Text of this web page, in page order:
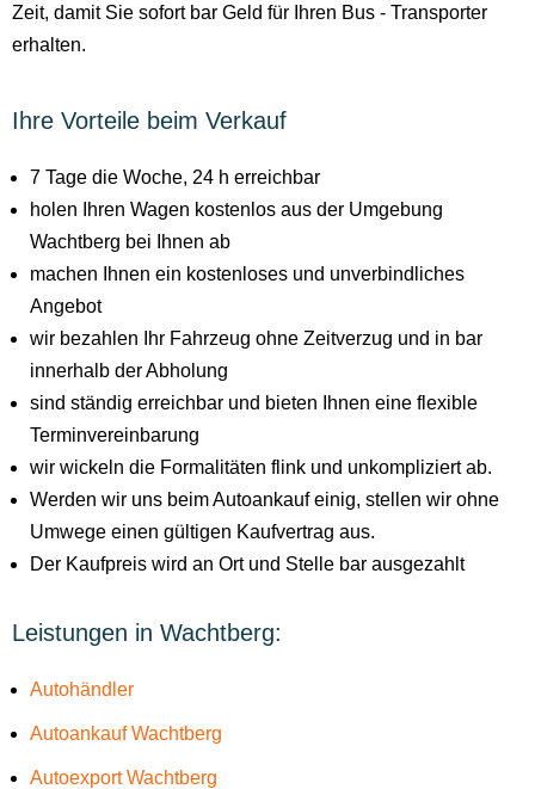
Zeit, damit Sie sofort bar Geld für Ihren Bus - Transporter
erhalten.
Ihre Vorteile beim Verkauf
7 Tage die Woche, 24 h erreichbar
holen Ihren Wagen kostenlos aus der Umgebung
Wachtberg bei Ihnen ab
machen Ihnen ein kostenloses und unverbindliches
Angebot
wir bezahlen Ihr Fahrzeug ohne Zeitverzug und in bar
innerhalb der Abholung
sind ständig erreichbar und bieten Ihnen eine flexible
Terminvereinbarung
wir wickeln die Formalitäten flink und unkompliziert ab.
Werden wir uns beim Autoankauf einig, stellen wir ohne
Umwege einen gültigen Kaufvertrag aus.
Der Kaufpreis wird an Ort und Stelle bar ausgezahlt
Leistungen in Wachtberg:
Autohändler
Autoankauf Wachtberg
Autoexport Wachtberg